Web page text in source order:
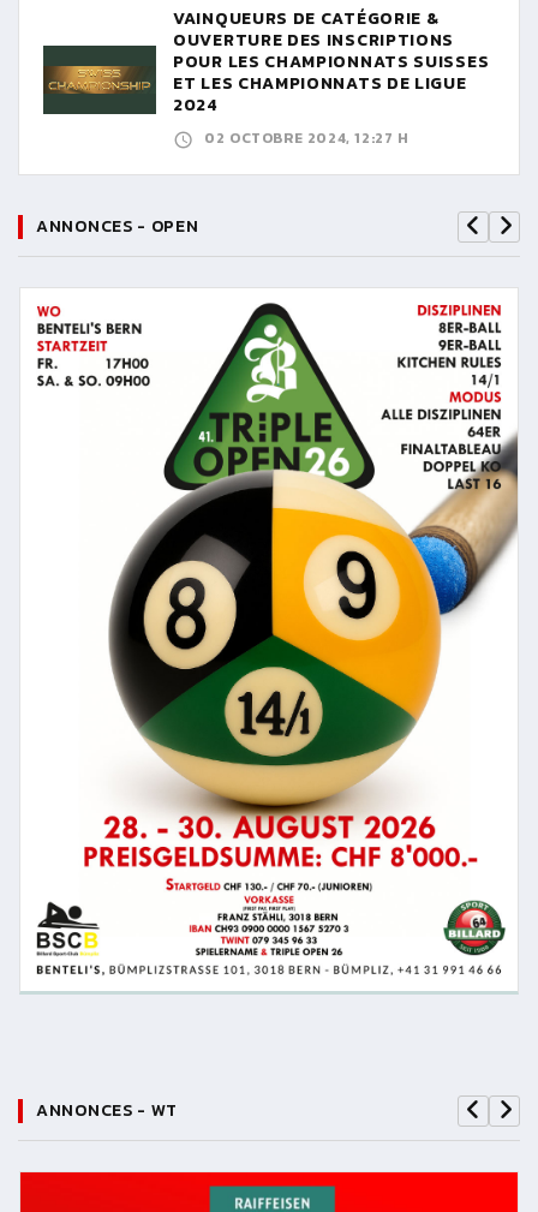
VAINQUEURS DE CATÉGORIE &
OUVERTURE DES INSCRIPTIONS
POUR LES CHAMPIONNATS SUISSES
ET LES CHAMPIONNATS DE LIGUE
2024
02 OCTOBRE 2024, 12:27 H
ANNONCES - OPEN
ANNONCES - WT